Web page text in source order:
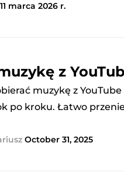
11 marca 2026 r.
z
muzykę z
po kroku. Łatwo
October 31, 2025